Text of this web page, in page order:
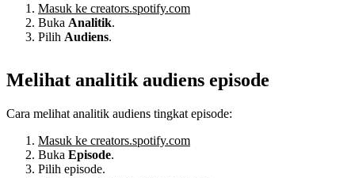
Masuk ke creators.spotify.com
Buka Analitik.
Pilih Audiens.
Melihat analitik audiens episode
Cara melihat analitik audiens tingkat episode:
Masuk ke creators.spotify.com
Buka Episode.
Pilih episode.